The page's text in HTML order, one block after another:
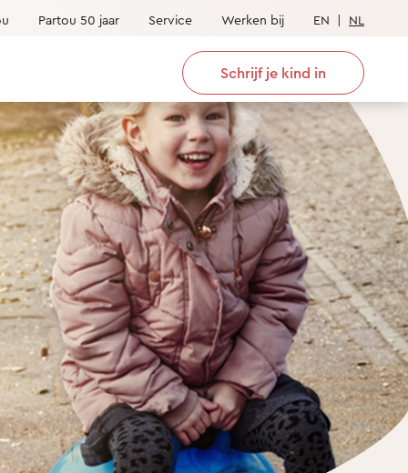
Partou 50 jaar Service Werken bij EN | NL
Schrijf je kind in